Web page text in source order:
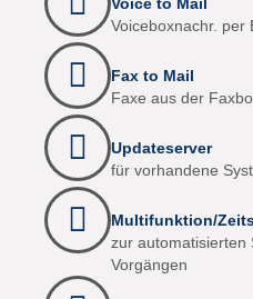
Voiceboxnachr. per
Fax to Mail
Faxe aus der
Updateserver
für vorhandene
Multifunktion/
zur automatisierten
Vorgängen